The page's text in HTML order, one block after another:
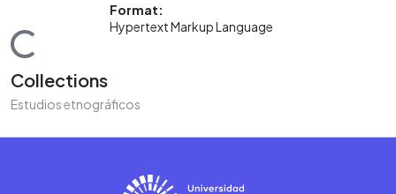
Loading...
Format:
Hypertext Markup Language
Collections
Estudios etnográficos